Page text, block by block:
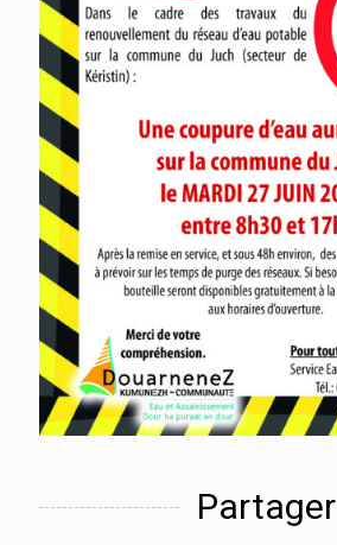
Partager